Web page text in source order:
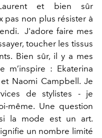
et bien sûr
pas non plus résister à
J'adore faire mes
toucher les tissus
Bien sûr, il y a mes
m’inspire : Ekaterina
Naomi Campbell. Je
de stylistes - je
même. Une question
la mode est un art.
un nombre limité